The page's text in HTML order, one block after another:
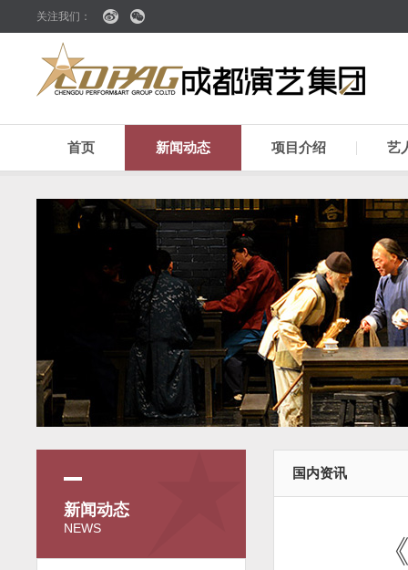
关注我们：
首页 新闻动态 项目介绍 艺
新闻动态
NEWS
国内资讯